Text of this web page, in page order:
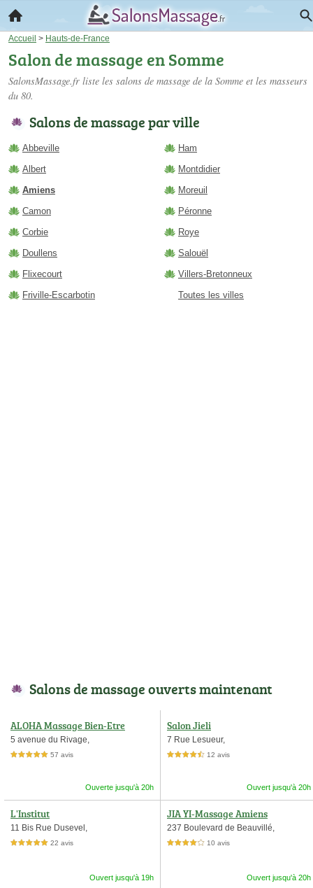
Accueil > Hauts-de-France
Salon de massage en Somme
SalonsMassage.fr liste les salons de massage de la Somme et les masseurs
du 80.
Salons de massage par ville
Abbeville
Albert
Amiens
Camon
Corbie
Doullens
Flixecourt
Friville-Escarbotin
Ham
Montdidier
Moreuil
Péronne
Roye
Salouël
Villers-Bretonneux
Toutes les villes
Salons de massage ouverts maintenant
ALOHA Massage Bien-Etre
5 avenue du Rivage,
5,0 étoiles sur 5 57 avis
Ouverte jusqu'à 20h
Salon Jieli
7 Rue Lesueur,
4,5 étoiles sur 5 12 avis
Ouvert jusqu'à 20h
L'Institut
11 Bis Rue Dusevel,
5,0 étoiles sur 5 22 avis
Ouvert jusqu'à 19h
JIA YI-Massage Amiens
237 Boulevard de Beauvillé,
4,0 étoiles sur 5 10 avis
Ouvert jusqu'à 20h